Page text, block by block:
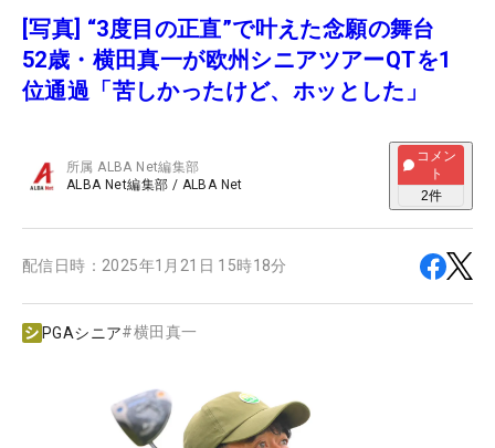
[写真] “3度目の正直”で叶えた念願の舞台
52歳・横田真一が欧州シニアツアーQTを1
位通過「苦しかったけど、ホッとした」
所属ALBA Net編集部
ALBA Net編集部 / ALBA Net
コメン
ト
2件
配信日時： 2025年1月21日 15時18分
PGAシニア#横田真一